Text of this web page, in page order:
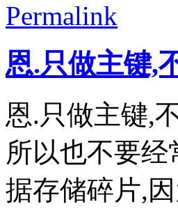
Permalink
恩.只做主键,
恩.只做主键,
所以也不要经
据存储碎片,